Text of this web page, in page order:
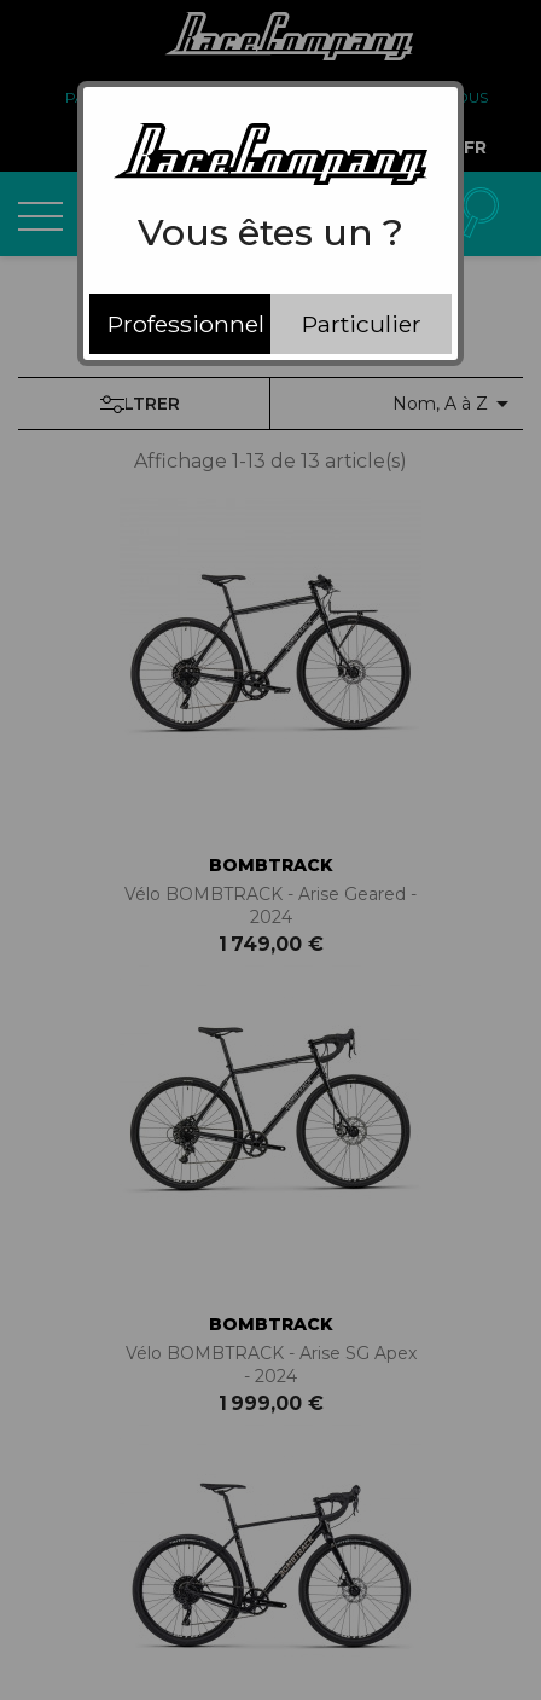
PARTENARIAT
À PROPOS DE NOUS
COMPTE PRO
FR
Nom, A à Z 
FILTRER
Affichage 1-13 de 13 article(s)
BOMBTRACK
Vélo BOMBTRACK - Arise Geared -
2024
1 749,00 €
BOMBTRACK
Vélo BOMBTRACK - Arise SG Apex
- 2024
1 999,00 €
Vous êtes un ?
Professionnel Particulier